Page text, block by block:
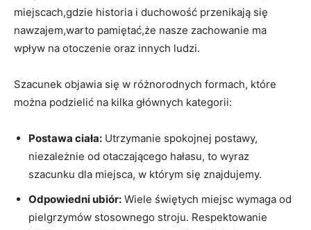
miejscach,gdzie historia i ​duchowość ‌przenikają ‌się
nawzajem,warto pamiętać,że nasze zachowanie ma
wpływ na otoczenie oraz innych ludzi.
Szacunek ‌objawia​ się w różnorodnych formach, ​które
można⁢ podzielić ‍na kilka głównych kategorii:
Postawa ciała: Utrzymanie spokojnej postawy,
niezależnie od otaczającego hałasu, to wyraz⁢
szacunku dla miejsca, w‌ którym⁣ się⁢ znajdujemy.
Odpowiedni‍ ubiór: Wiele świętych miejsc ‍wymaga od
pielgrzymów stosownego stroju. Respektowanie‍